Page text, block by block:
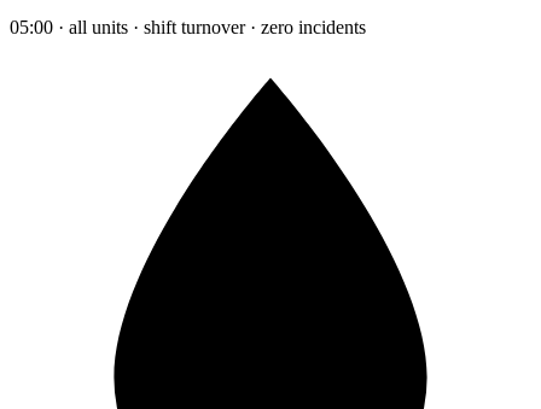
05:00 · all units · shift turnover · zero incidents